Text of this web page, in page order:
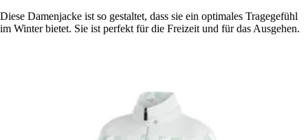
Diese Damenjacke ist so gestaltet, dass sie ein optimales Tragegefühl
im Winter bietet. Sie ist perfekt für die Freizeit und für das Ausgehen.